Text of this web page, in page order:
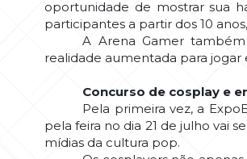
oportunidade de mostrar sua
participantes a partir dos 10
A Arena Gamer
realidade aumentada para
Concurso de cosplay e
Pela primeira vez, a
pela feira no dia 21 de julho vai
mídias da cultura pop.